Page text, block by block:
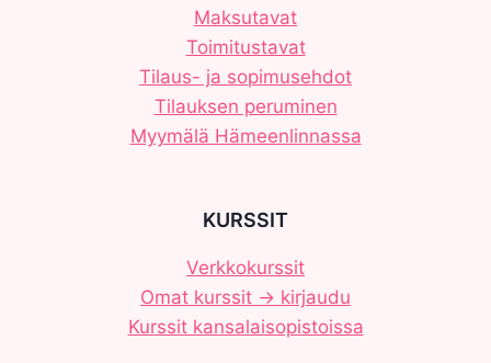
Maksutavat
Toimitustavat
Tilaus- ja sopimusehdot
Tilauksen peruminen
Myymälä Hämeenlinnassa
KURSSIT
Verkkokurssit
Omat kurssit -> kirjaudu
Kurssit kansalaisopistoissa